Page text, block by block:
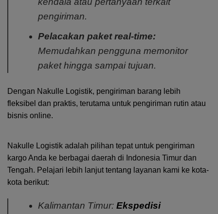
pengiriman.
Pelacakan paket real-time:
Memudahkan pengguna memonitor
paket hingga sampai tujuan.
Dengan Nakulle Logistik, pengiriman barang lebih
fleksibel dan praktis, terutama untuk pengiriman rutin atau
bisnis online.
Nakulle Logistik adalah pilihan tepat untuk pengiriman
kargo Anda ke berbagai daerah di Indonesia Timur dan
Tengah. Pelajari lebih lanjut tentang layanan kami ke kota-
kota berikut:
Kalimantan Timur: Ekspedisi